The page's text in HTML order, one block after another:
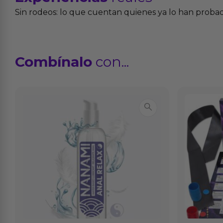
Sin rodeos: lo que cuentan quienes ya lo han
Combínalo con...